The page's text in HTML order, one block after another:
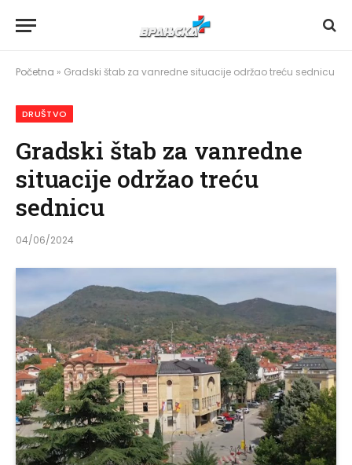
Početna » Gradski štab za vanredne situacije održao treću sednicu
DRUŠTVO
Gradski štab za vanredne
situacije održao treću
sednicu
04/06/2024